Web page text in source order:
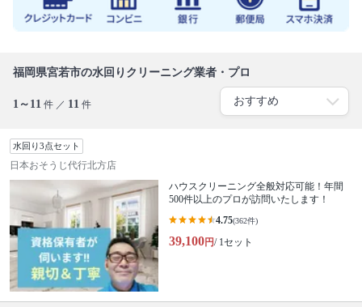
福岡県宮若市の水回りクリーニング業者・プロ
1～11 件 ／ 11 件
水回り3点セット
日本おそうじ代行北方店
ハウスクリーニング全般対応可能！年間
500件以上のプロが訪問いたします！
4.75(362件)
39,100円/ 1セット